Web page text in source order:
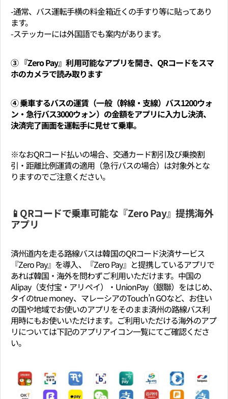
-通常、バス運転手横の料金箱近くの手すり等に貼ってあり
ます。
-ステッカーには外国語でも案内があります。
③ 『Zero Pay』利用可能なアプリを開き、QRコードをスマ
ホのカメラで読み取ります
④ 乗車するバスの運賃（一般（幹線・支線）バス1200ウォ
ン・急行バス3000ウォン）の金額をアプリに入力し決済、
決済完了画面を運転手に見せて乗車。
※なおQRコード払いの場合、交通カード割引及び乗換割
引・距離比例運賃の適用（急行バスの場合）は対象外とな
りますのでご注意ください。
📱QRコードで乗車可能な『Zero Pay』提携海外
アプリ
済州道内を走る路線バスは韓国のQRコード決済サービス
『Zero Pay』を導入、『Zero Pay』と提携しているアプリで
あれば韓国・海外を問わずご利用いただけます。中国の
Alipay（支付宝・アリペイ）・UnionPay（銀聯）をはじめ、
タイのtrue money、マレーシアのTouch’n GOなど、お住い
の国や地域でお使いのアプリをそのまま済州の路線バス利
用時にもお使いいただけます。ご利用いただける海外のアプ
リについては下記のアプリアイコン一覧にてご確認くださ
い。